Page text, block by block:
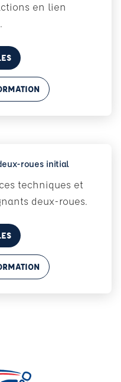
en lien
roues initial
techniques et
deux-roues.